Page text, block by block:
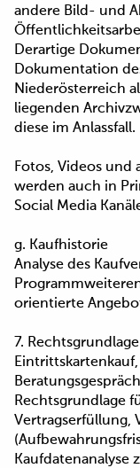
andere Bild- und
Derartige
Dokumentation
Niederösterreich
liegenden
diese im Anlassfall.
Fotos, Videos
werden auch in
Social Media
g. Kaufhistorie
Analyse des
orientierte
7.
Rechtsgrundlage
Vertragserfüllung,